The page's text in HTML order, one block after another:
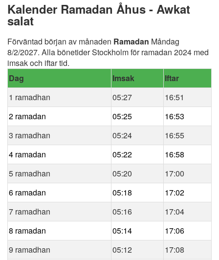
Kalender Ramadan Åhus - Awkat
salat
Förväntad början av månaden Ramadan Måndag
8/2/2027. Alla bönetider Stockholm för ramadan 2024 med
imsak och iftar tid.
Dag
Imsak
Iftar
1 ramadhan
05:27
16:51
2 ramadan
05:25
16:53
3 ramadhan
05:24
16:55
4 ramadan
05:22
16:58
5 ramadhan
05:20
17:00
6 ramadan
05:18
17:02
7 ramadhan
05:16
17:04
8 ramadan
05:14
17:06
9 ramadhan
05:12
17:08